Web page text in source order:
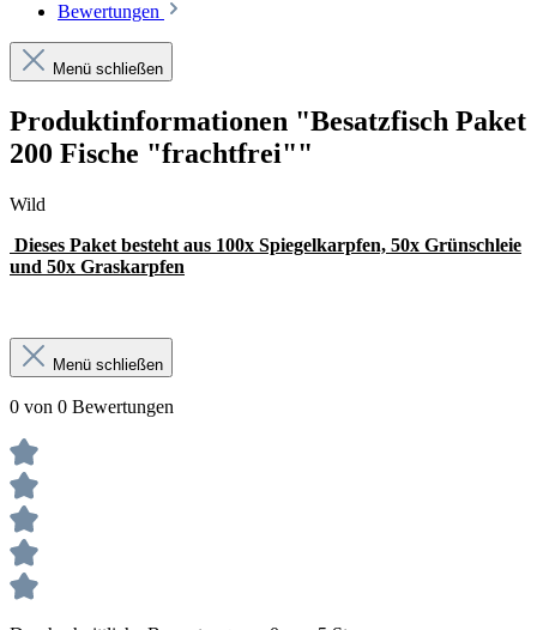
Bewertungen
Menü schließen
Produktinformationen "Besatzfisch Paket
200 Fische "frachtfrei""
Wild
Dieses Paket besteht aus 100x Spiegelkarpfen, 50x Grünschleie
und 50x Graskarpfen
Menü schließen
0 von 0 Bewertungen